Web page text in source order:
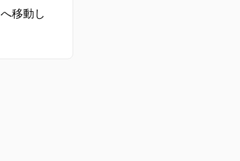
へ移動し